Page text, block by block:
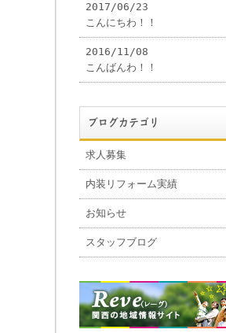
2017/06/23
こんにちわ！！
2016/11/08
こんばんわ！！
ブログカテゴリ
求人募集
内装リフォーム実績
お知らせ
スタッフブログ